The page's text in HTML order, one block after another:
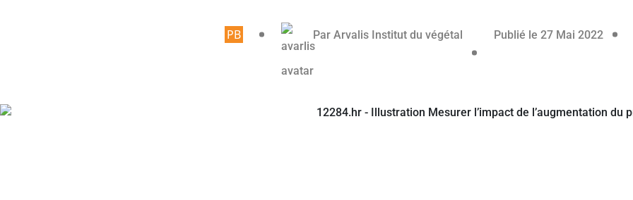
Article réservé aux abonnés
Par Arvalis Institut du végétal Publié le 27 Mai 2022